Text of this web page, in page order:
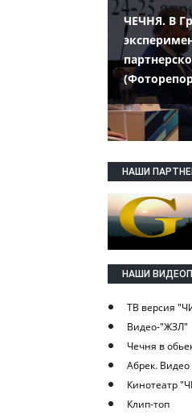
ЧЕЧНЯ. В
НАШИ
НАШИ
ТВ версия
Видео-"ЖЗЛ"
Чечня в
Абрек. Видео
Кинотеатр
Клип-топ